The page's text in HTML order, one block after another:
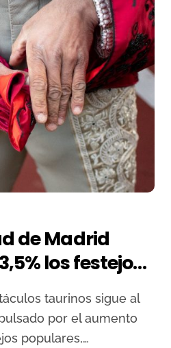
de Madrid
los festejos
y consolida
tras lapor el aumento
populares,…